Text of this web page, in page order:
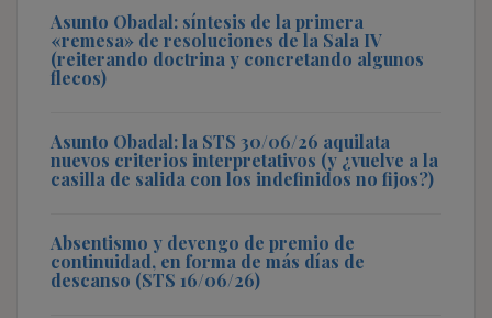
Asunto Obadal: síntesis de la primera
«remesa» de resoluciones de la Sala IV
(reiterando doctrina y concretando algunos
flecos)
Asunto Obadal: la STS 30/06/26 aquilata
nuevos criterios interpretativos (y ¿vuelve a la
casilla de salida con los indefinidos no fijos?)
Absentismo y devengo de premio de
continuidad, en forma de más días de
descanso (STS 16/06/26)